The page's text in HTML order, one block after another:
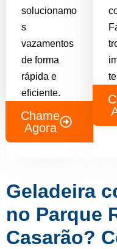
solucionamo
s
vazamentos
de forma
rápida e
eficiente.
Chame
Agora
Geladeira
no Parque
Casarão?